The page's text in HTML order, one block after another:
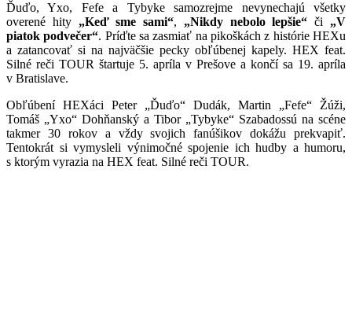
Ďuďo, Yxo, Fefe a Tybyke samozrejme nevynechajú všetky
overené hity „Keď sme sami“, „Nikdy nebolo lepšie“ či „V
piatok podvečer“. Príďte sa zasmiať na pikoškách z histórie HEXu
a zatancovať si na najväčšie pecky obľúbenej kapely. HEX feat.
Silné reči TOUR štartuje 5. apríla v Prešove a končí sa 19. apríla
v Bratislave.
Obľúbení HEXáci Peter „Ďuďo“ Dudák, Martin „Fefe“ Žúži,
Tomáš „Yxo“ Dohňanský a Tibor „Tybyke“ Szabadossú na scéne
takmer 30 rokov a vždy svojich fanúšikov dokážu prekvapiť.
Tentokrát si vymysleli výnimočné spojenie ich hudby a humoru,
s ktorým vyrazia na HEX feat. Silné reči TOUR.